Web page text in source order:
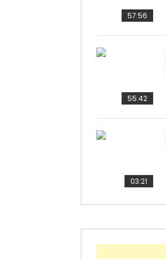
57:56
55:42
03:21